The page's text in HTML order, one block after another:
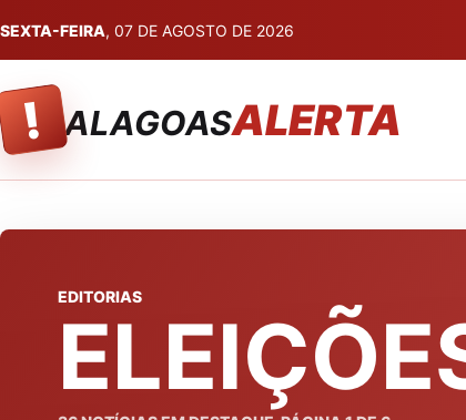
SEXTA-FEIRA, 07 DE AGOSTO DE 2026
! ALAGOASALERTA
EDITORIAS